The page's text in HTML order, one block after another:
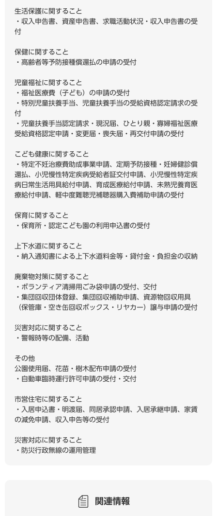
生活保護に関すること
・収入申告書、資産申告書、求職活動状況・収入申告書の受
付
保健に関すること
・高齢者等予防接種償還払の申請の受付
児童福祉に関すること
・福祉医療費（子ども）の申請の受付
・特別児童扶養手当、児童扶養手当の受給資格認定請求の受
付
・児童扶養手当認定請求・現況届、ひとり親・寡婦福祉医療
受給資格認定申請・変更届・喪失届・再交付申請の受付
こども健康に関すること
・特定不妊治療費助成事業申請、定期予防接種・妊婦健診償
還払、小児慢性特定疾病受給者証交付申請、小児慢性特定疾
病日常生活用具給付申請、育成医療給付申請、未熟児養育医
療給付申請、軽中度難聴児補聴器購入費補助申請の受付
保育に関すること
・保育所・認定こども園の利用申込書の受付
上下水道に関すること
・納入通知書による上下水道料金等・貸付金・負担金の収納
廃棄物対策に関すること
・ボランティア清掃用ごみ袋申請の受付、交付
・集団回収団体登録、集団回収補助申請、資源物回収用具
（保管庫・空き缶回収ボックス・リヤカー）譲与申請の受付
災害対応に関すること
・警報時等の配備、活動
その他
公園使用届、花苗・樹木配布申請の受付
・自動車臨時運行許可申請の受付・交付
市営住宅に関すること
・入居申込書・明渡届、同居承認申請、入居承継申請、家賃
の減免申請、収入申告等の受付
災害対応に関すること
・防災行政無線の運用管理
関連情報